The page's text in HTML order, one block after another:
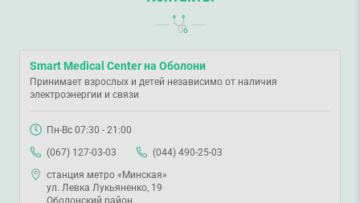
Smart Medical Center на Оболони
Принимает взрослых и детей независимо от наличия
электроэнергии и связи
Пн-Вс 07:30 - 21:00
(067) 127-03-03
(044) 490-25-03
станция метро «Минская»
ул. Левка Лукьяненко, 19
Оболонский район